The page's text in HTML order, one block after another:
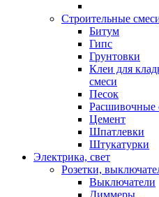
Строительные
Битум
Гипс
Грунтовки
Клеи для
смеси
Песок
Расшивочные
Цемент
Шпатлевки
Штукатурки
Электрика, свет
Розетки,
Выключатели
Диммеры